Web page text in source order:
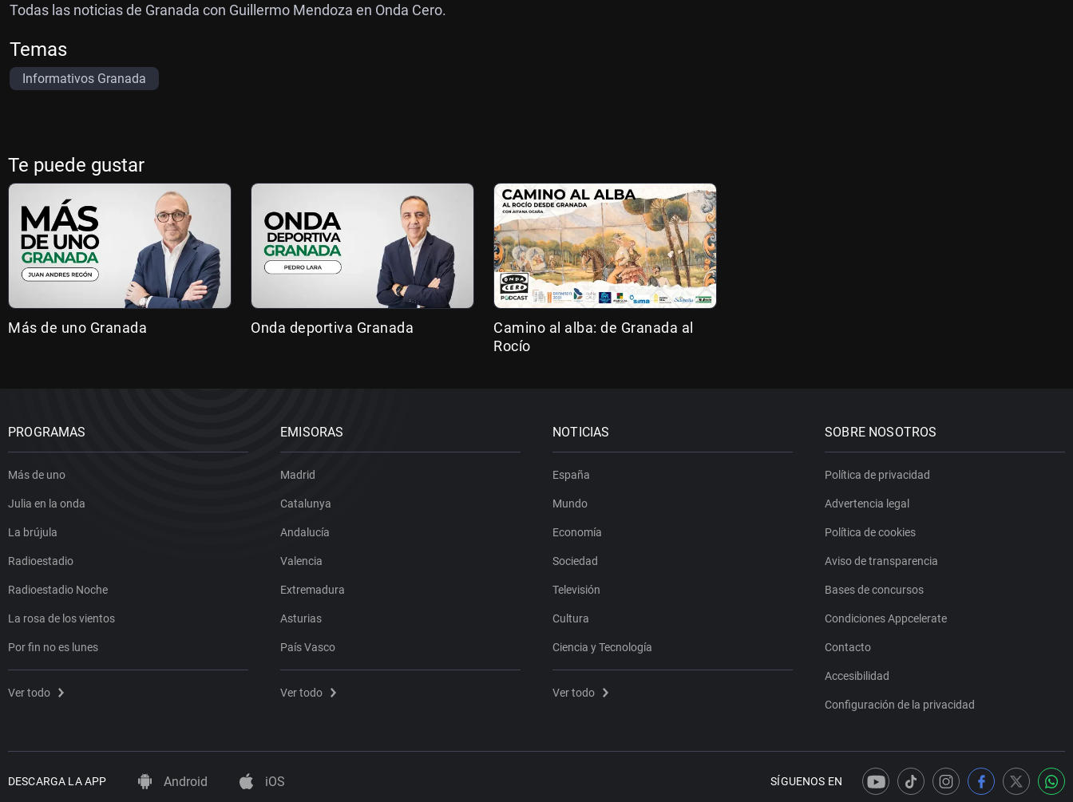
Todas las noticias de Granada con Guillermo Mendoza en Onda Cero.
Temas
Informativos Granada
Te puede gustar
Más de uno Granada Onda deportiva Granada
Camino al alba: de Granada al
Rocío
PROGRAMAS
Más de uno
Julia en la onda
La brújula
Radioestadio
Radioestadio Noche
La rosa de los vientos
Por fin no es lunes
Ver todo
EMISORAS
Madrid
Catalunya
Andalucía
Valencia
Extremadura
Asturias
País Vasco
Ver todo
NOTICIAS
España
Mundo
Economía
Sociedad
Televisión
Cultura
Ciencia y Tecnología
Ver todo
SOBRE NOSOTROS
Política de privacidad
Advertencia legal
Política de cookies
Aviso de transparencia
Bases de concursos
Condiciones Appcelerate
Contacto
Accesibilidad
Configuración de la privacidad
DESCARGA LA APP Android iOS SÍGUENOS EN